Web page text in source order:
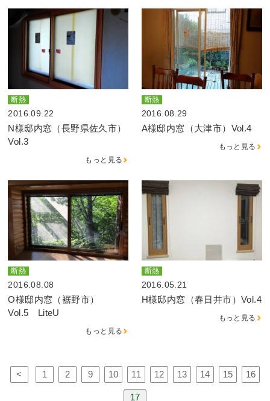
断熱
2016.09.22
N様邸内窓（長野県佐久市）
Vol.3
もっと見る
断熱
2016.08.29
A様邸内窓（大津市）Vol.4
もっと見る
断熱
2016.08.08
O様邸内窓（裾野市）
Vol.5 LiteU
もっと見る
断熱
2016.05.21
H様邸内窓（春日井市）Vol.4
もっと見る
< 1 2 9 10 11 12 13 14 15 16
17